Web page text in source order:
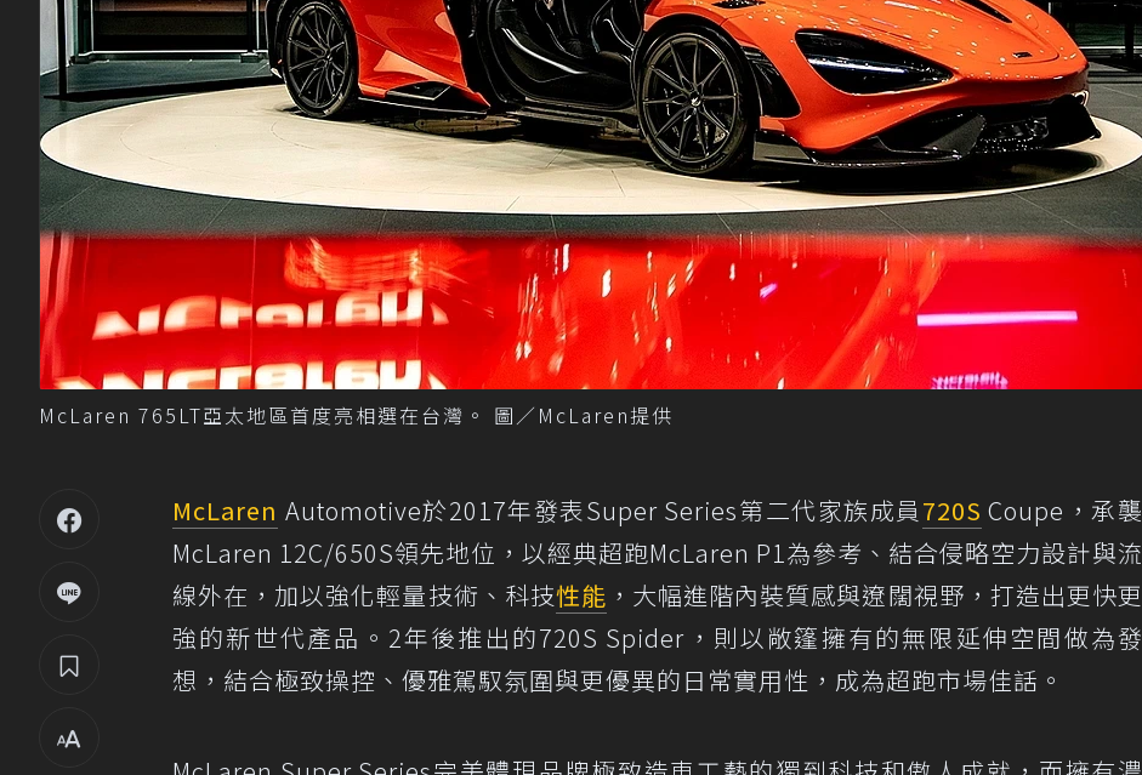
McLaren 765LT亞太地區首度亮相選在台灣。 圖／McLaren提供
McLaren Automotive於2017年發表Super Series第二代家族成員 720S Coupe，承襲
McLaren 12C/650S領先地位，以經典超跑McLaren P1為參考、結合侵略空力設計與流
線外在，加以強化輕量技術、科技性能 ，大幅進階內裝質感與遼闊視野，打造出更快更
強的新世代產品。2年後推出的720S Spider，則以敞篷擁有的無限延伸空間做為發
想，結合極致操控、優雅駕馭氛圍與更優異的日常實用性，成為超跑市場佳話。